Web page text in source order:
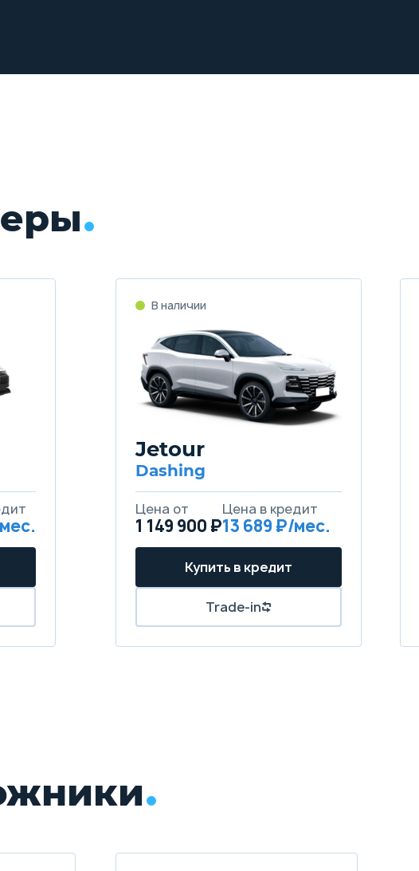
В наличии
Jetour
Dashing
Цена от
1 149 900 ₽
Цена в кредит
13 689 ₽/мес.
Купить в кредит
Trade-in